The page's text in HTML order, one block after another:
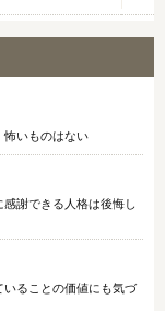
いものはない
謝できる人格は後悔し
ることの価値にも気づ